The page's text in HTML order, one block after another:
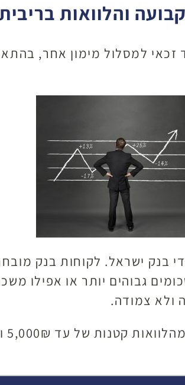
והלוואות
זכאי למסלול מימון אחר,
בנק ישראל. לקוחות בנק
גבוהים יותר או אפילו
ולא צמודה.
ועד להלוואות גדולות יותר של